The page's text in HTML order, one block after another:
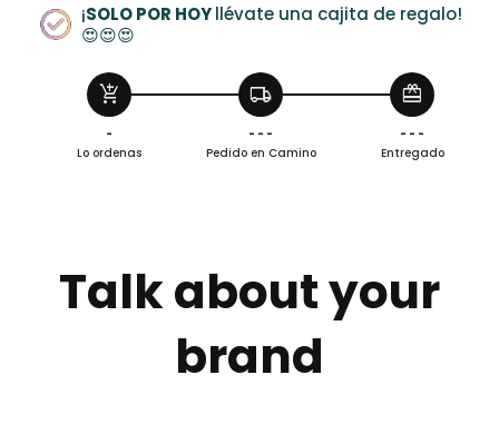
¡SOLO POR HOYllévate una cajita de regalo!
😍😍😍
add_shopping_cart
-
Lo ordenas
local_shipping
- - -
Pedido en Camino
redeem
- - -
Entregado
Talk about your
brand